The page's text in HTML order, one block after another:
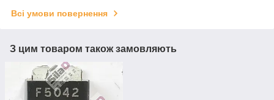
Всі умови повернення
З цим товаром також замовляють